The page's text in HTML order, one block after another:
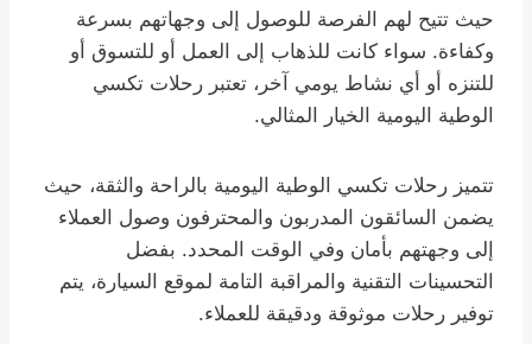
حيث تتيح لهم الفرصة للوصول إلى وجهاتهم بسرعة
وكفاءة. سواء كانت للذهاب إلى العمل أو للتسوق أو
للتنزه أو أي نشاط يومي آخر، تعتبر رحلات تكسي
الوطية اليومية الخيار المثالي.
تتميز رحلات تكسي الوطية اليومية بالراحة والثقة، حيث
يضمن السائقون المدربون والمحترفون وصول العملاء
إلى وجهتهم بأمان وفي الوقت المحدد. بفضل
التحسينات التقنية والمراقبة التامة لموقع السيارة، يتم
توفير رحلات موثوقة ودقيقة للعملاء.